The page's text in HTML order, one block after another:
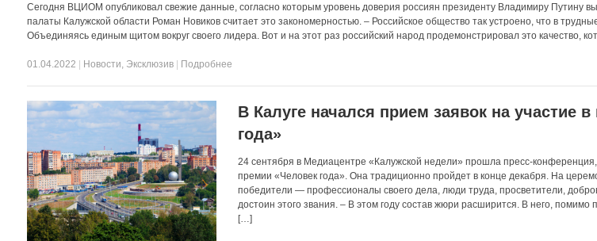
Сегодня ВЦИОМ опубликовал свежие данные, согласно которым уровень доверия россиян президенту Владимиру Путину
палаты Калужской области Роман Новиков считает это закономерностью. – Российское общество так устроено, что в
Объединяясь единым щитом вокруг своего лидера. Вот и на этот раз российский народ продемонстрировал это качество,
01.04.2022 Новости, Эксклюзив Подробнее
В Калуге начался прием заявок на участие
года»
24 сентября в Медиацентре «Калужской недели» прошла пресс-
премии «Человек года». Она традиционно пройдет в конце декабря. На
победители — профессионалы своего дела, люди труда, просветители,
достоин этого звания. – В этом году состав жюри расширится. В него, помимо
[…]